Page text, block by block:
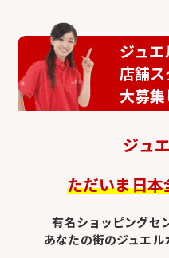
ジュ
店舗
大募
ジュ
ただいま日本
有名ショッピングセ
あなたの街のジュエ